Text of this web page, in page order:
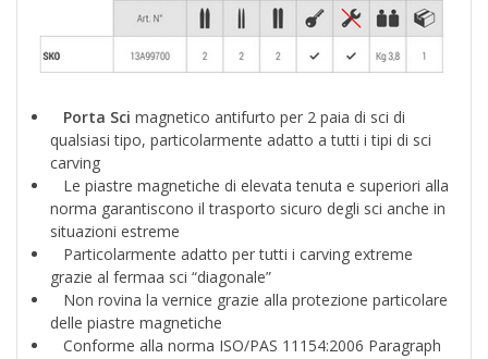
Porta Sci magnetico antifurto per 2 paia di sci di
qualsiasi tipo, particolarmente adatto a tutti i tipi di sci
carving
Le piastre magnetiche di elevata tenuta e superiori alla
norma garantiscono il trasporto sicuro degli sci anche in
situazioni estreme
Particolarmente adatto per tutti i carving extreme
grazie al fermaa sci “diagonale”
Non rovina la vernice grazie alla protezione particolare
delle piastre magnetiche
Conforme alla norma ISO/PAS 11154:2006 Paragraph